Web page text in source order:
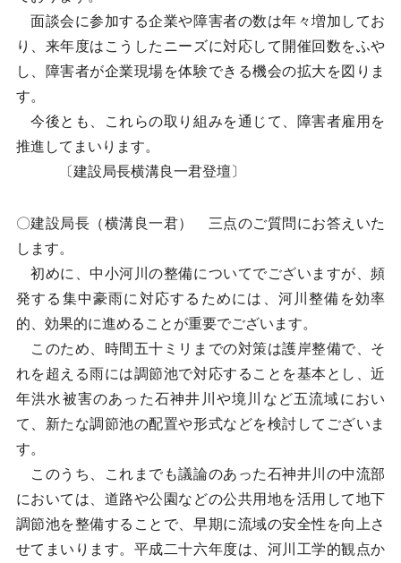
面談会に参加する企業や障害者の数は年々増加してお
り、来年度はこうしたニーズに対応して開催回数をふや
し、障害者が企業現場を体験できる機会の拡大を図りま
す。
今後とも、これらの取り組みを通じて、障害者雇用を
推進してまいります。
〔建設局長横溝良一君登壇〕
〇建設局長（横溝良一君） 三点のご質問にお答えいた
します。
初めに、中小河川の整備についてでございますが、頻
発する集中豪雨に対応するためには、河川整備を効率
的、効果的に進めることが重要でございます。
このため、時間五十ミリまでの対策は護岸整備で、そ
れを超える雨には調節池で対応することを基本とし、近
年洪水被害のあった石神井川や境川など五流域におい
て、新たな調節池の配置や形式などを検討してございま
す。
このうち、これまでも議論のあった石神井川の中流部
においては、道路や公園などの公共用地を活用して地下
調節池を整備することで、早期に流域の安全性を向上さ
せてまいります。平成二十六年度は、河川工学的観点か